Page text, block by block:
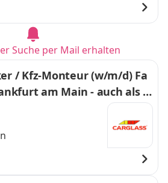
Suche per Mail erhalten
/ Kfz-Monteur (w/m/d) Fa
am Main - auch als Q